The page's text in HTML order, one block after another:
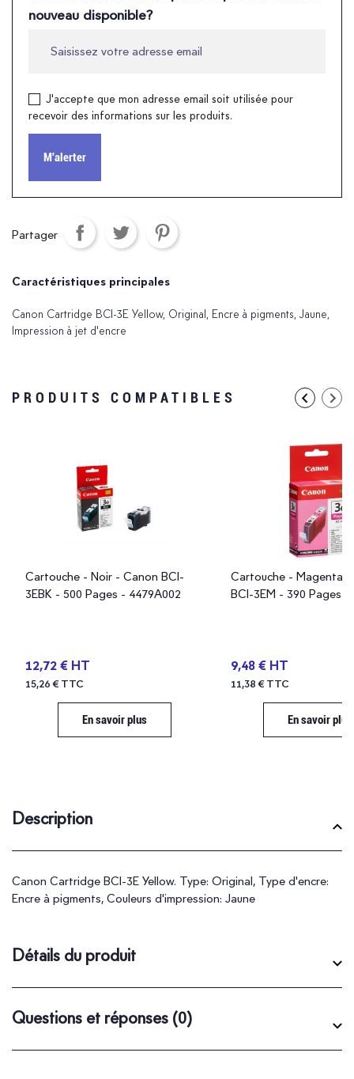
nouveau disponible?
J'accepte que mon adresse email soit utilisée pour
recevoir des informations sur les produits.
M'alerter
Partager
Caractéristiques principales
Canon Cartridge BCI-3E Yellow, Original, Encre à pigments, Jaune,
Impression à jet d'encre
PRODUITS COMPATIBLES
Cartouche - Noir - Canon BCI-
3EBK - 500 Pages - 4479A002
12,72 € HT
15,26 € TTC
En savoir plus
Cartouche - Magenta -
BCI-3EM - 390 Pages -
9,48 € HT
11,38 € TTC
En savoir plus
Description
Canon Cartridge BCI-3E Yellow. Type: Original, Type d'encre:
Encre à pigments, Couleurs d'impression: Jaune
Détails du produit
Questions et réponses (0)